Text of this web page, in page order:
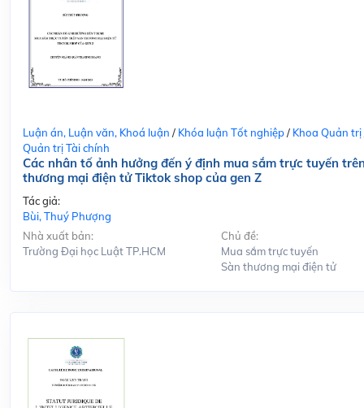
Luận án, Luận văn, Khoá luận / Khóa luận Tốt nghiệp/ Khoa Quản trị
Quản trị Tài chính
Các nhân tố ảnh hưởng đến ý định mua sắm trực tuyến
thương mại điện tử Tiktok shop của gen Z
Tác giả:
Bùi, Thuý Phượng
Nhà xuất bản:
Trường Đại học Luật TP.HCM
Chủ đề:
Mua sắm trực tuyến
Sàn thương mại điện tử